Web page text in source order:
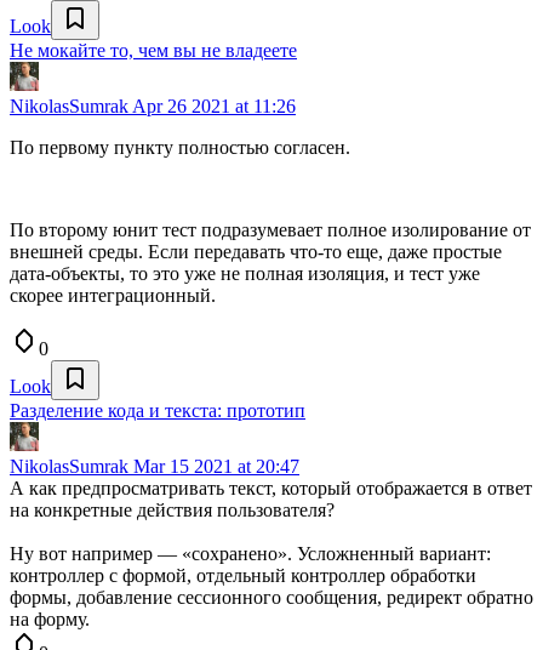
Look
Не мокайте то, чем вы не владеете
NikolasSumrak Apr 26 2021 at 11:26
По первому пункту полностью согласен.
По второму юнит тест подразумевает полное изолирование от
внешней среды. Если передавать что-то еще, даже простые
дата-объекты, то это уже не полная изоляция, и тест уже
скорее интеграционный.
0
Look
Разделение кода и текста: прототип
NikolasSumrak Mar 15 2021 at 20:47
А как предпросматривать текст, который отображается в ответ
на конкретные действия пользователя?
Ну вот например — «сохранено». Усложненный вариант:
контроллер с формой, отдельный контроллер обработки
формы, добавление сессионного сообщения, редирект обратно
на форму.